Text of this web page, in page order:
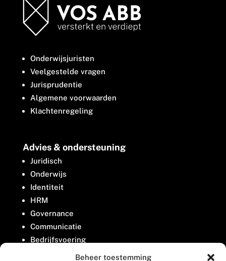
Beheer toestemming
Onderwijsjuristen
Veelgestelde vragen
Jurisprudentie
Algemene voorwaarden
Klachtenregeling
Advies & ondersteuning
Juridisch
Onderwijs
Identiteit
HRM
Governance
Communicatie
Bedrijfsvoering
Belangenbehartiging